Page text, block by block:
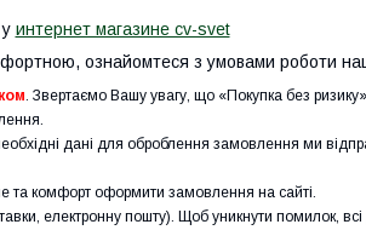
интернет магазине cv-svet
ознайомтеся з умовами роботи
. Звертаємо Вашу увагу, що «Покупка без
дані для оброблення замовлення ми
комфорт оформити замовлення на сайті.
електронну пошту). Щоб уникнути помилок, всі